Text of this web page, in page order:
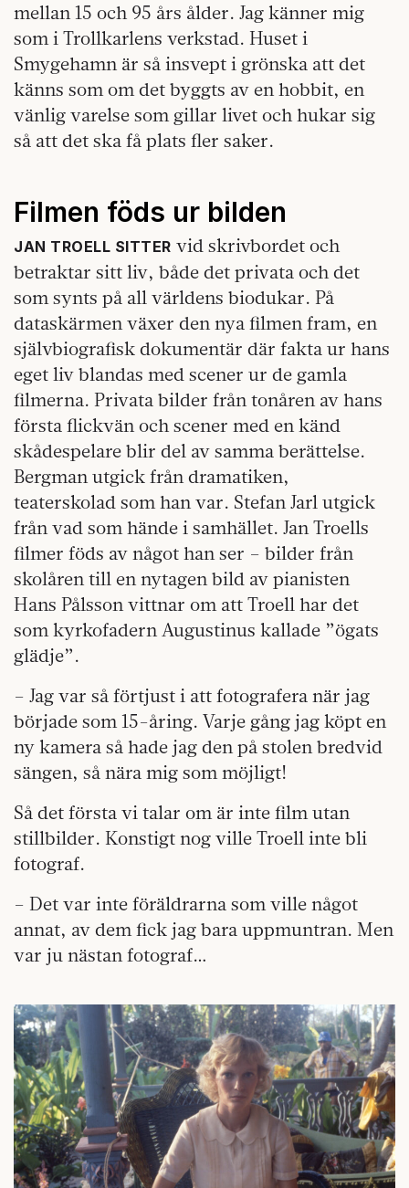
mellan 15 och 95 års ålder. Jag känner mig
som i Trollkarlens verkstad. Huset i
Smygehamn är så insvept i grönska att det
känns som om det byggts av en hobbit, en
vänlig varelse som gillar livet och hukar sig
så att det ska få plats fler saker.
Filmen föds ur bilden
JAN TROELL SITTER vid skrivbordet och
betraktar sitt liv, både det privata och det
som synts på all världens biodukar. På
dataskärmen växer den nya filmen fram, en
självbiografisk dokumentär där fakta ur hans
eget liv blandas med scener ur de gamla
filmerna. Privata bilder från tonåren av hans
första flickvän och scener med en känd
skådespelare blir del av samma berättelse.
Bergman utgick från dramatiken,
teaterskolad som han var. Stefan Jarl utgick
från vad som hände i samhället. Jan Troells
filmer föds av något han ser – bilder från
skolåren till en nytagen bild av pianisten
Hans Pålsson vittnar om att Troell har det
som kyrkofadern Augustinus kallade ”ögats
glädje”.
– Jag var så förtjust i att fotografera när jag
började som 15-åring. Varje gång jag köpt en
ny kamera så hade jag den på stolen bredvid
sängen, så nära mig som möjligt!
Så det första vi talar om är inte film utan
stillbilder. Konstigt nog ville Troell inte bli
fotograf.
– Det var inte föräldrarna som ville något
annat, av dem fick jag bara uppmuntran. Men
var ju nästan fotograf…